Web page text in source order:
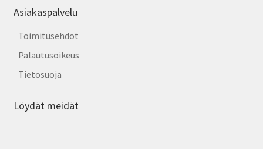
Asiakaspalvelu
Toimitusehdot
Palautusoikeus
Tietosuoja
Löydät meidät